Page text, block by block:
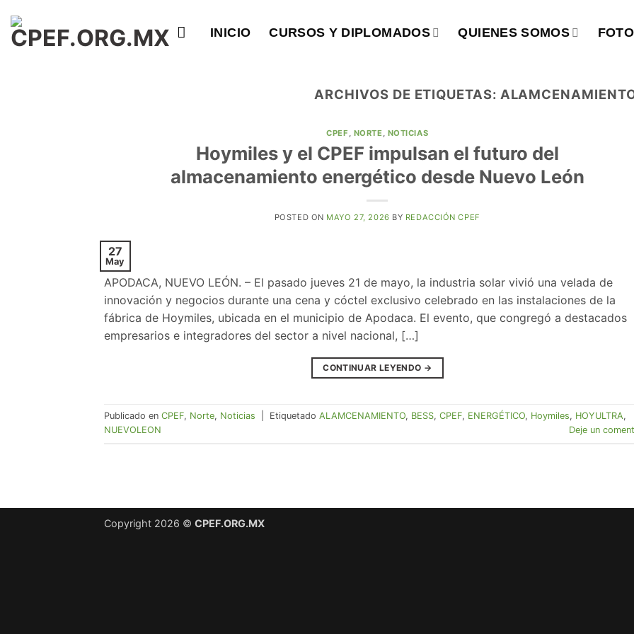
contenido
INICIO CURSOS Y DIPLOMADOS QUIENES SOMOS
ARCHIVOS DE ETIQUETAS:
CPEF , NORTE, NOTICIAS
Hoymiles y el CPEF impulsan el futuro del
almacenamiento energético desde Nuevo León
POSTED ON MAYO 27, 2026 BY REDACCIÓN CPEF
27
May
APODACA, NUEVO LEÓN. – El pasado jueves 21 de mayo, la industria solar vivió una velada de
innovación y negocios durante una cena y cóctel exclusivo celebrado en las instalaciones de la
fábrica de Hoymiles, ubicada en el municipio de Apodaca. El evento, que congregó a destacados
empresarios e integradores del sector a nivel nacional, […]
CONTINUAR LEYENDO →
Publicado en CPEF, Norte, Noticias Etiquetado ALAMCENAMIENTO, BESS, CPEF, ENERGÉTICO, Hoymiles, HOYULTRA,
NUEVOLEON
Deje un
Copyright 2026 © CPEF.ORG.MX